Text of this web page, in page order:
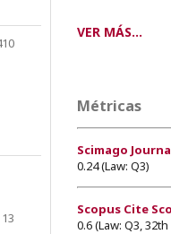
13
VER MÁS...
Métricas
Scimago
0.24 (Law: Q3)
Scopus Cite
0.6 (Law: Q3,